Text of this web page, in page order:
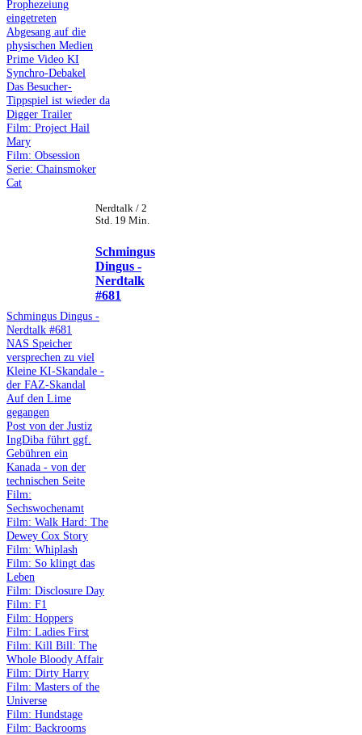
Prophezeiung
eingetreten
Abgesang auf die
physischen Medien
Prime Video KI
Synchro-Debakel
Das Besucher-
Tippspiel ist wieder da
Digger Trailer
Film: Project Hail
Mary
Film: Obsession
Serie: Chainsmoker
Cat
Nerdtalk / 2
Std. 19 Min.
Schmingus
Dingus -
Nerdtalk
#681
Schmingus Dingus -
Nerdtalk #681
NAS Speicher
versprechen zu viel
Kleine KI-Skandale -
der FAZ-Skandal
Auf den Lime
gegangen
Post von der Justiz
IngDiba führt ggf.
Gebühren ein
Kanada - von der
technischen Seite
Film:
Sechswochenamt
Film: Walk Hard: The
Dewey Cox Story
Film: Whiplash
Film: So klingt das
Leben
Film: Disclosure Day
Film: F1
Film: Hoppers
Film: Ladies First
Film: Kill Bill: The
Whole Bloody Affair
Film: Dirty Harry
Film: Masters of the
Universe
Film: Hundstage
Film: Backrooms